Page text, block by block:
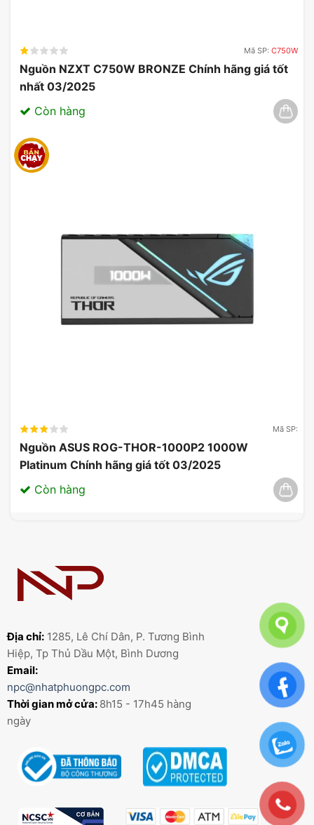
Mã SP: C750W
Nguồn NZXT C750W BRONZE Chính hãng giá tốt
nhất 03/2025
Còn hàng
Mã SP:
Nguồn ASUS ROG-THOR-1000P2 1000W
Platinum Chính hãng giá tốt 03/2025
Còn hàng
Địa chỉ: 1285, Lê Chí Dân, P. Tương Bình
Hiệp, Tp Thủ Dầu Một, Bình Dương
Email:
npc@nhatphuongpc.com
Thời gian mở cửa: 8h15 - 17h45 hàng
ngày